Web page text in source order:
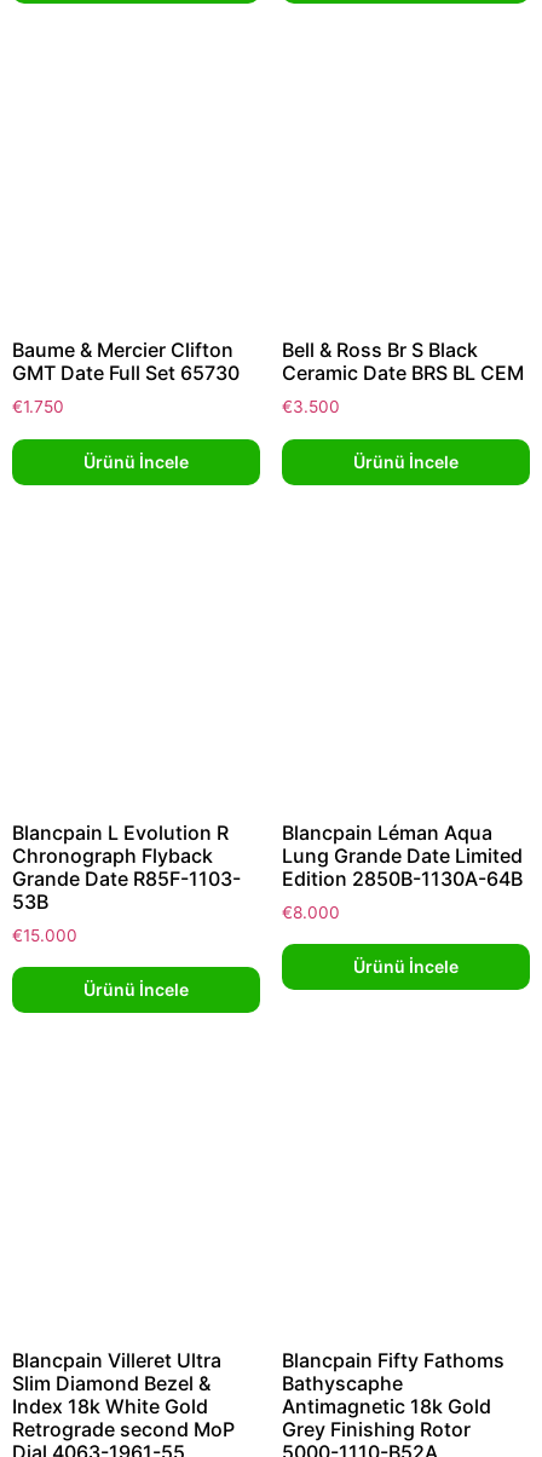
Baume & Mercier Clifton
GMT Date Full Set 65730
€1.750
Ürünü İncele
Bell & Ross Br S Black
Ceramic Date BRS BL CEM
€3.500
Ürünü İncele
Blancpain L Evolution R
Chronograph Flyback
Grande Date R85F-1103-
53B
€15.000
Ürünü İncele
Blancpain Léman Aqua
Lung Grande Date Limited
Edition 2850B-1130A-64B
€8.000
Ürünü İncele
Blancpain Villeret Ultra
Slim Diamond Bezel &
Index 18k White Gold
Retrograde second MoP
Dial 4063-1961-55
Blancpain Fifty Fathoms
Bathyscaphe
Antimagnetic 18k Gold
Grey Finishing Rotor
5000-1110-B52A